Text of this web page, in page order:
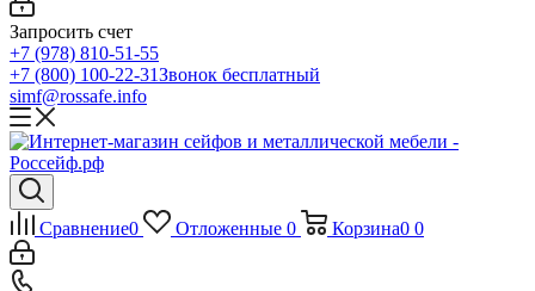
Запросить счет
+7 (978) 810-51-55
+7 (800) 100-22-31Звонок бесплатный
simf@rossafe.info
Сравнение0 Отложенные 0 Корзина0 0